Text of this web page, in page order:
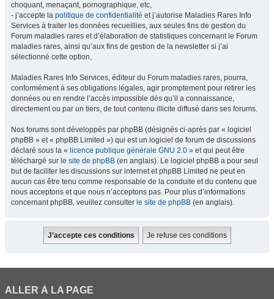
choquant, menaçant, pornographique, etc,
- j’accepte la politique de confidentialité et j’autorise Maladies Rares Info
Services à traiter les données recueillies, aux seules fins de gestion du
Forum maladies rares et d’élaboration de statistiques concernant le Forum
maladies rares, ainsi qu’aux fins de gestion de la newsletter si j’ai
sélectionné cette option,
Maladies Rares Info Services, éditeur du Forum maladies rares, pourra,
conformément à ses obligations légales, agir promptement pour retirer les
données ou en rendre l’accès impossible dès qu’il a connaissance,
directement ou par un tiers, de tout contenu illicite diffusé dans ses forums.
Nos forums sont développés par phpBB (désignés ci-après par « logiciel
phpBB » et « phpBB Limited ») qui est un logiciel de forum de discussions
déclaré sous la « licence publique générale GNU 2.0 » et qui peut être
téléchargé sur le site de phpBB (en anglais). Le logiciel phpBB a pour seul
but de faciliter les discussions sur internet et phpBB Limited ne peut en
aucun cas être tenu comme responsable de la conduite et du contenu que
nous acceptons et que nous n’acceptons pas. Pour plus d’informations
concernant phpBB, veuillez consulter le site de phpBB (en anglais).
ALLER À LA PAGE